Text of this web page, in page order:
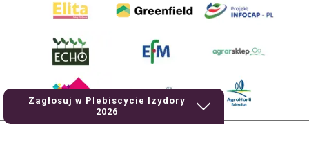
Zagłosuj w Plebiscycie Izydory
2026